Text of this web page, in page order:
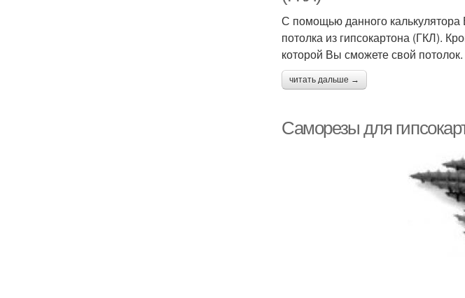
С помощью данного калькулятора
потолка из гипсокартона (ГКЛ).
которой Вы сможете свой
читать дальше →
Саморезы для